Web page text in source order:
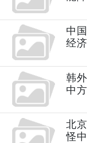
中
经
韩
中
北
怪